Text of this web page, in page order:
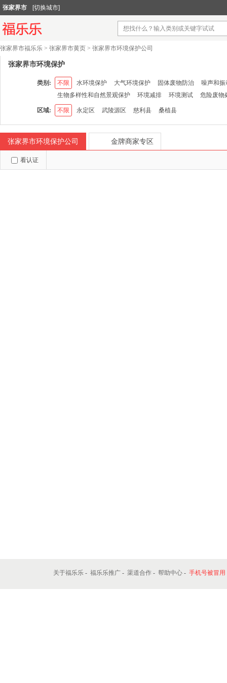
张家界市 [切换城市]
张家界市福乐乐 > 张家界市黄页 > 张家界市环境保护公司
张家界市环境保护
类别: 不限 水环境保护 大气环境保护 固体废物防治
噪声和振
生物多样性和自然景观保护
环境减排 环境测试 危险废物
区域: 不限 永定区 武陵源区 慈利县 桑植县
张家界市环境保护公司 金牌商家专区
看认证
关于福乐乐 - 福乐乐推广 - 渠道合作 - 帮助中心 - 手机号被冒用